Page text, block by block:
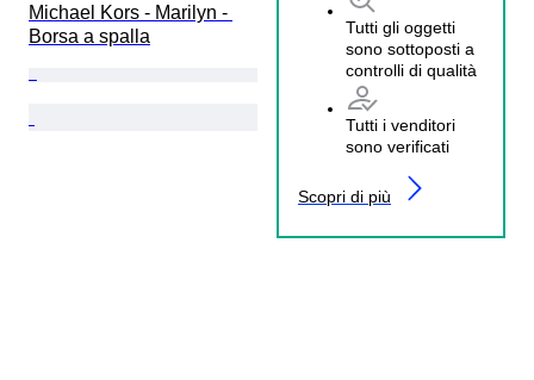
Tutti gli oggetti
sono sottoposti a
controlli di qualità
Tutti i venditori
sono verificati
Scopri di più
Michael Kors - Marilyn -
Borsa a spalla